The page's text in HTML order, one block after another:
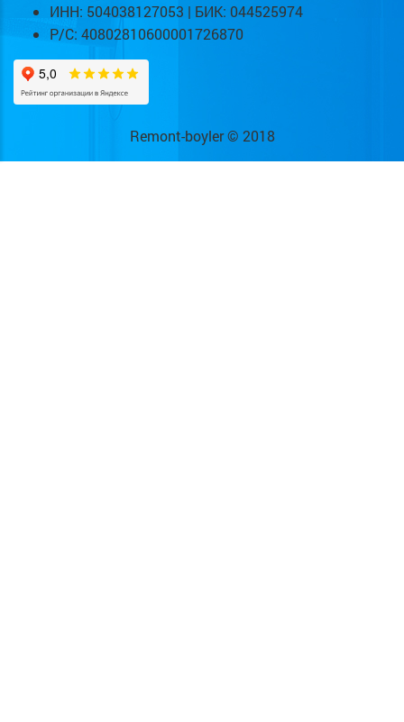
ИНН: 504038127053 | БИК: 044525974
Р/С: 40802810600001726870
Remont-boyler © 2018